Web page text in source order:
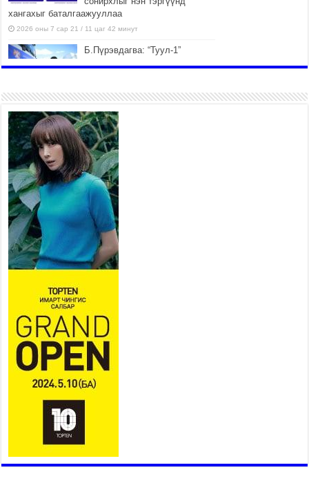
хангахыг баталгаажууллаа
2026 оны 7 сар 21 / 11 цаг 42 минут
Б.Пүрэвдагва: “Туул-1”
2026 оны 7 сар 21 / 10 цаг 15 минут
НИЙСЛЭЛ, АЙМГИЙН УДИРДЛАГУУДЫН
АЖЛЫГ ХҮНД СУРТЛЫГ БУУРУУЛЖ, ИРГЭД,
АЖ АХУЙН НЭГЖИЙН АЧААГ ХЭРХЭН
ХӨНГӨЛСНӨӨР ДҮГНЭНЭ
2026 оны 7 сар 21 / 10 цаг 09 минут
Байнгын хорооны дарга М.Мандхай Цөлжилттэй
тэмцэх тухай НҮБ-ын конвенцын талуудын 17
дугаар бага хурал (СОР17)-ын бэлтгэл ажлын
явцтай танилцлаа
2026 оны 7 сар 21 / 10 цаг 03 минут
Б.Пүрэвдагва: Бүтээн байгуулалтын аливаа
ажил инженерийн хангамжийн байгууллагуудын
уялдаа холбоогүйгээс саатах ёсгүй
2026 оны 7 сар 20 / 17 цаг 21 минут
“Сэлбэ 20 минутын хот” төслийн анхны 12
давхар барилгын үндсэн карказ, цутгалтын ажил
дууслаа
2026 оны 7 сар 20 / 17 цаг 17 минут
бүхий тээврийн хэрэгсэлтэй холбоотой
нийслэлийн засаг дарга захирамж гаргалаа
2026 оны 7 сар 20 / 17 цаг 11 минут
Төв цэвэрлэх байгууламжид хоногт дунджаар 3
тонн хатуу хог хаягдал ирж байна